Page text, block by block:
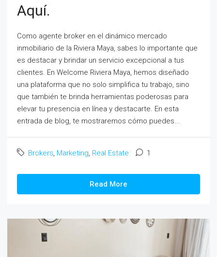
Aquí.
Como agente broker en el dinámico mercado
inmobiliario de la Riviera Maya, sabes lo importante que
es destacar y brindar un servicio excepcional a tus
clientes. En Welcome Riviera Maya, hemos diseñado
una plataforma que no solo simplifica tu trabajo, sino
que también te brinda herramientas poderosas para
elevar tu presencia en línea y destacarte. En esta
entrada de blog, te mostraremos cómo puedes...
Brokers, Marketing, Real Estate 1
Read More